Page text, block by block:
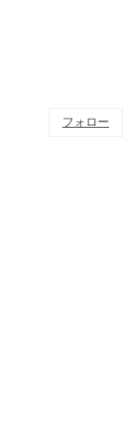
フォロー